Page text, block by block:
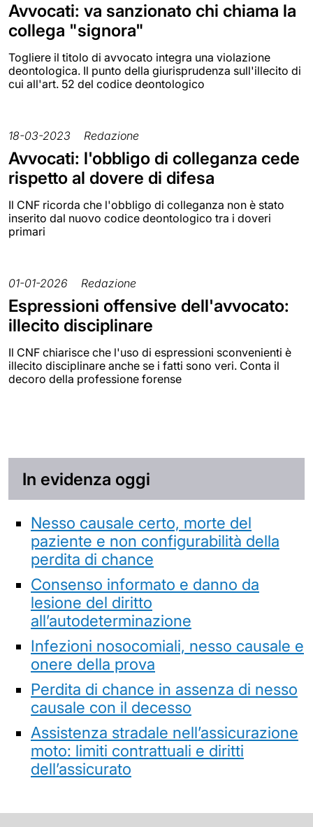
Avvocati: va sanzionato chi chiama la
collega "signora"
Togliere il titolo di avvocato integra una violazione
deontologica. Il punto della giurisprudenza sull'illecito di
cui all'art. 52 del codice deontologico
18-03-2023 Redazione
Avvocati: l'obbligo di colleganza cede
rispetto al dovere di difesa
Il CNF ricorda che l'obbligo di colleganza non è stato
inserito dal nuovo codice deontologico tra i doveri
primari
01-01-2026 Redazione
Espressioni offensive dell'avvocato:
illecito disciplinare
Il CNF chiarisce che l'uso di espressioni sconvenienti è
illecito disciplinare anche se i fatti sono veri. Conta il
decoro della professione forense
In evidenza oggi
Nesso causale certo, morte del
paziente e non configurabilità della
perdita di chance
Consenso informato e danno da
lesione del diritto
all’autodeterminazione
Infezioni nosocomiali, nesso causale e
onere della prova
Perdita di chance in assenza di nesso
causale con il decesso
Assistenza stradale nell’assicurazione
moto: limiti contrattuali e diritti
dell’assicurato